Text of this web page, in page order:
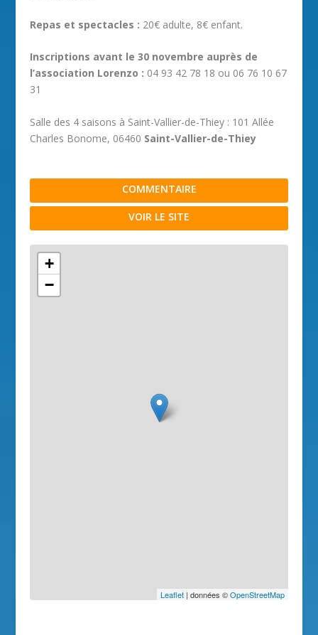
Repas et spectacles : 20€ adulte, 8€ enfant.
Inscriptions avant le 30 novembre auprès de
l’association Lorenzo : 04 93 42 78 18 ou 06 76 10 67
31
Salle des 4 saisons à Saint-Vallier-de-Thiey : 101 Allée
Charles Bonome, 06460 Saint-Vallier-de-Thiey
COMMENTAIRE
VOIR LE SITE
+
−
Leaflet| données ©OpenStreetMap